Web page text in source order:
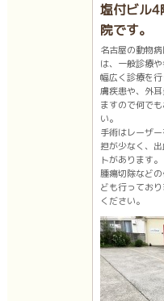
塩付ビル4
院です。
名古屋の動物
は、一般診療
幅広く診療を
膚疾患や、外
ますので何で
い。
手術はレーザ
担が少なく、
トがあります。
腫瘍切除など
ども行ってお
ください。